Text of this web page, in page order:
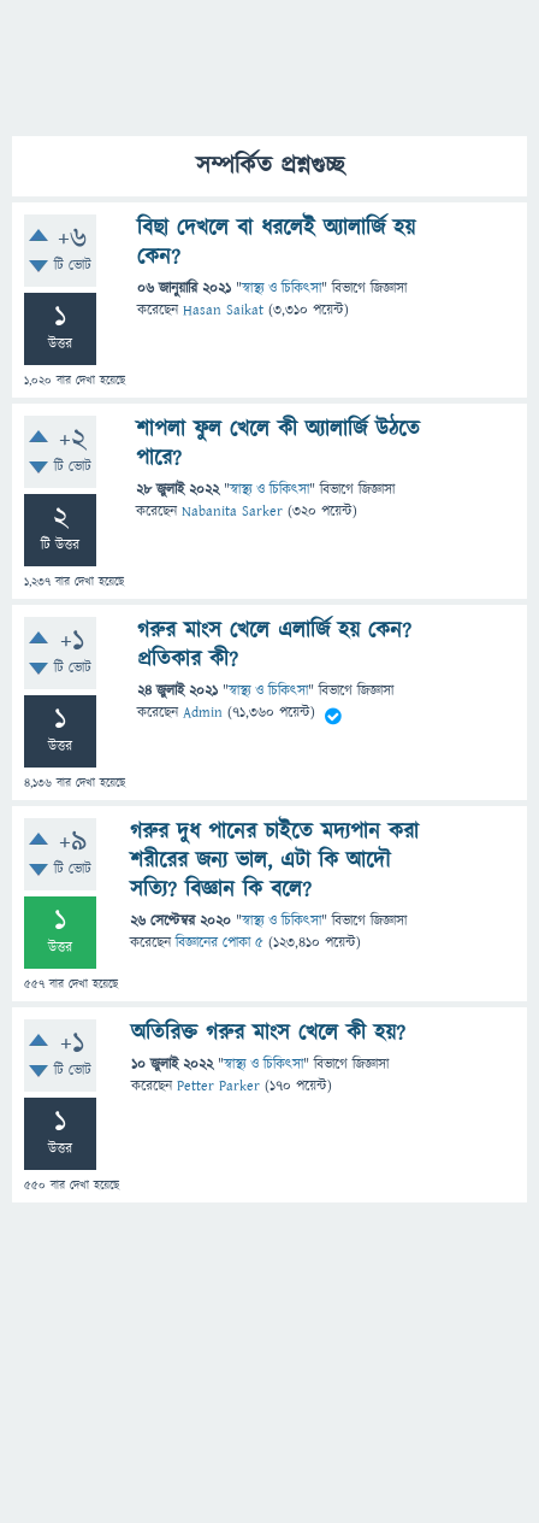
সম্পর্কিত প্রশ্নগুচ্ছ
+6
টি ভোট
1
উত্তর
1,020 বার দেখা হয়েছে
বিছা দেখলে বা ধরলেই অ্যালার্জি হয়
কেন?
06 জানুয়ারি 2021 "স্বাস্থ্য ও চিকিৎসা" বিভাগে জিজ্ঞাসা
করেছেনHasan Saikat (3,310 পয়েন্ট)
+2
টি ভোট
2
টি উত্তর
1,237 বার দেখা হয়েছে
শাপলা ফুল খেলে কী অ্যালার্জি উঠতে
পারে?
28 জুলাই 2022 "স্বাস্থ্য ও চিকিৎসা" বিভাগে জিজ্ঞাসা
করেছেনNabanita Sarker (320 পয়েন্ট)
+1
টি ভোট
1
উত্তর
4,136 বার দেখা হয়েছে
গরুর মাংস খেলে এলার্জি হয় কেন?
প্রতিকার কী?
24 জুলাই 2021 "স্বাস্থ্য ও চিকিৎসা" বিভাগে জিজ্ঞাসা
করেছেনAdmin (71,360 পয়েন্ট)
+9
টি ভোট
1
উত্তর
557 বার দেখা হয়েছে
গরুর দুধ পানের চাইতে মদ্যপান করা
শরীরের জন্য ভাল, এটা কি আদৌ
সত্যি? বিজ্ঞান কি বলে?
26 সেপ্টেম্বর 2020 "স্বাস্থ্য ও চিকিৎসা" বিভাগে জিজ্ঞাসা
করেছেনবিজ্ঞানের পোকা ৫ (123,410 পয়েন্ট)
+1
টি ভোট
1
উত্তর
550 বার দেখা হয়েছে
অতিরিক্ত গরুর মাংস খেলে কী হয়?
10 জুলাই 2022 "স্বাস্থ্য ও চিকিৎসা" বিভাগে জিজ্ঞাসা
করেছেনPetter Parker (170 পয়েন্ট)